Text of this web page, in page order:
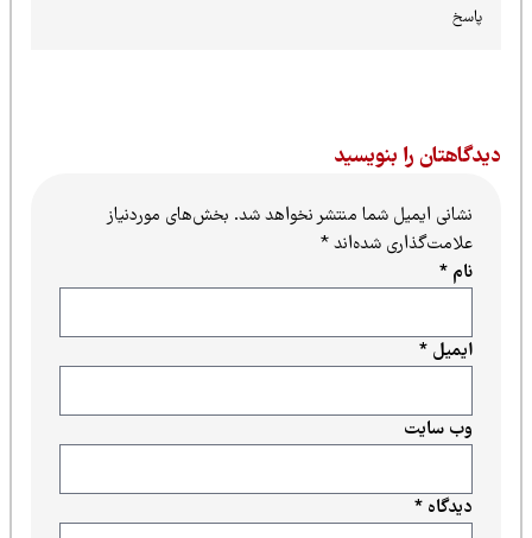
را بنویسید
نشانی ایمیل شما منتشر نخواهد شد.بخش‌های موردنیاز
علامت‌گذاری شده‌اند*
دیدگاه*
ایمیل*
وب‌ سایت